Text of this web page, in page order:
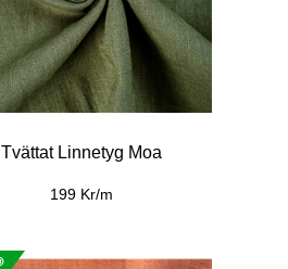
Tvättat Linnetyg Moa
199 Kr/m